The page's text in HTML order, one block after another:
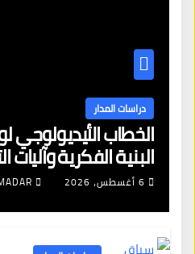
دراسات المدار
الخطاب الأيديولوجي
البنية الفكرية وآليات
6 أغسطس، 2026